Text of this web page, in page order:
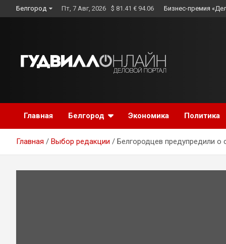
to
Белгород Пт, 7 Авг, 2026 $ 81.41 € 94.06 Бизнес-премия
Главная Белгород Экономика Политика
Главная Выбор редакции Белгородцев предупредили о